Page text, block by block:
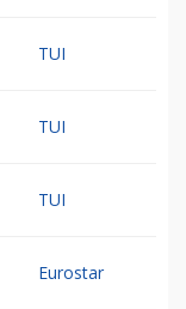
TUI
TUI
TUI
Eurostar